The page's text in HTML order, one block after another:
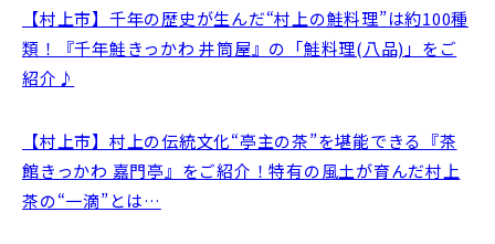
【村上市】千年の歴史が生んだ“村上の鮭料理”は約100種
類！『千年鮭きっかわ 井筒屋』の「鮭料理(八品)」をご
紹介♪
【村上市】村上の伝統文化“亭主の茶”を堪能できる『茶
館きっかわ 嘉門亭』をご紹介！特有の風土が育んだ村上
茶の“一滴”とは…